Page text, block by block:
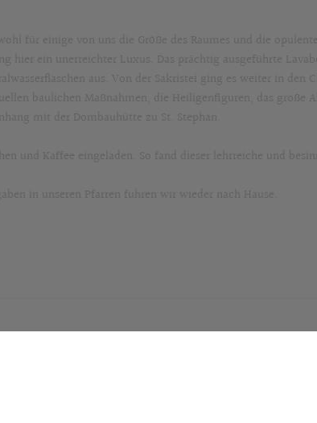
für einige von uns die Größe des Raumes und die opulente
hier ein unerreichter Luxus. Das prächtig ausgeführte
aus. Von der Sakristei ging es weiter in den
baulichen Maßnahmen, die Heiligenfiguren, das große
mit der Dombauhütte zu St. Stephan.
und Kaffee eingeladen. So fand dieser lehrreiche und
in unseren Pfarren fuhren wir wieder nach Hause.